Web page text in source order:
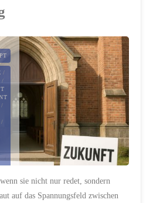
/
/
/
/
sie nicht nur redet, sondern
auf das Spannungsfeld zwischen